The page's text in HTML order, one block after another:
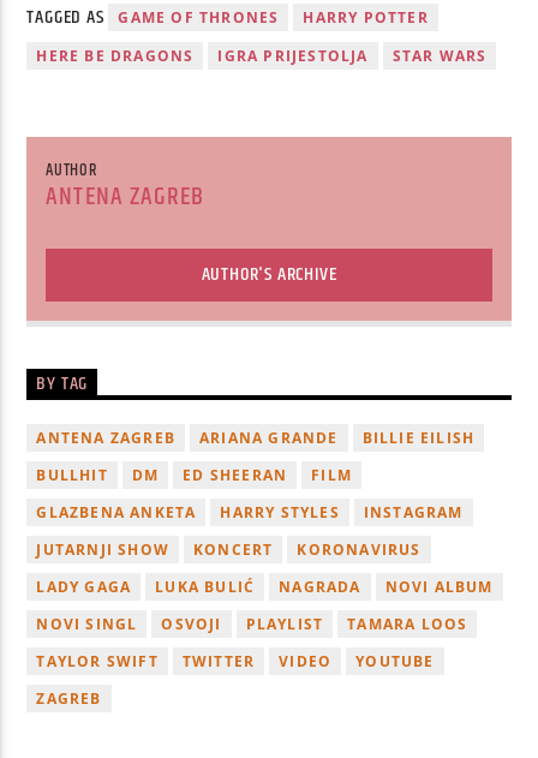
TAGGED AS GAME OF THRONES
HARRY POTTER
HERE BE DRAGONS
IGRA PRIJESTOLJA STAR WARS
AUTHOR
ANTENA ZAGREB
AUTHOR'S ARCHIVE
BY TAG
ANTENA ZAGREB ARIANA GRANDE
BILLIE EILISH
BULLHIT
DM ED SHEERAN
FILM
GLAZBENA ANKETA
HARRY STYLES
INSTAGRAM
JUTARNJI SHOW
KONCERT
KORONAVIRUS
LADY GAGA
LUKA BULIĆ NAGRADA
NOVI ALBUM
NOVI SINGL
OSVOJI PLAYLIST
TAMARA LOOS
TAYLOR SWIFT
TWITTER VIDEO
YOUTUBE
ZAGREB